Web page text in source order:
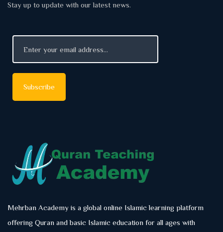
Stay up to update with our latest news.
Mehrban Academy is a global online Islamic learning platform
offering Quran and basic Islamic education for all ages with